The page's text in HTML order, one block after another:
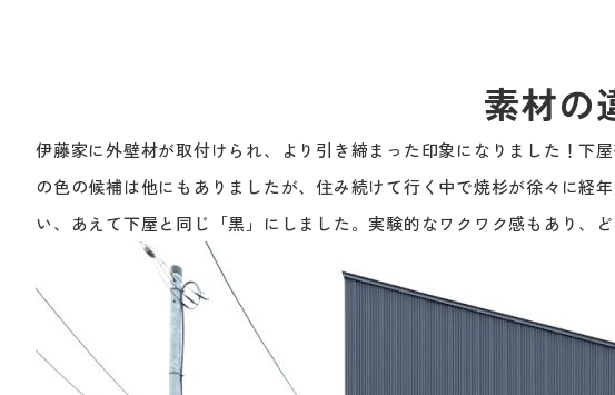
素材の
伊藤家に外壁材が取付けられ、より引き締まった印象になりました！下
の色の候補は他にもありましたが、住み続けて行く中で焼杉が徐々に経
い、あえて下屋と同じ「黒」にしました。実験的なワクワク感もあり、